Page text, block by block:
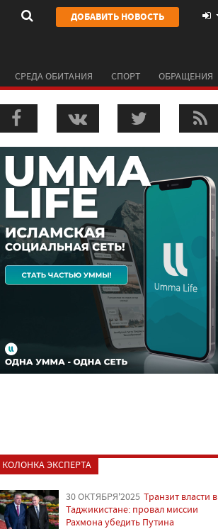
ДОБАВИТЬ НОВОСТЬ
СРЕДА ОБИТАНИЯ СПОРТ ОБРАЩЕНИЯ
КОЛОНКА ЭКСПЕРТА
30 ОКТЯБРЯ'2025 Транзит власти в
Таджикистане: провал миссии
Рахмона убедить Путина